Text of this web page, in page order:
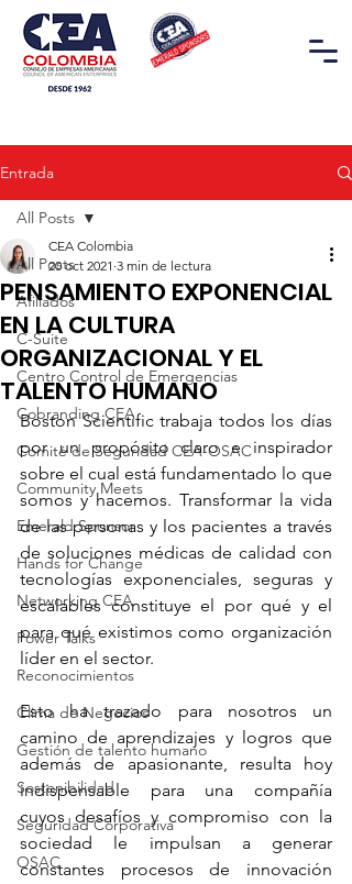
Entrada
All Posts
Afiliados
C-Suite
Centro Control de Emergencias
Cobranding CEA
Comité de Seguridad CEA-OSAC
Community Meets
Emerald Sponsor
Hands for Change
Networking CEA
Power Talks
Reconocimientos
Clima de Negocios
Gestión de talento humano
Sostenibilidad
Seguridad Corporativa
OSAC
All Posts
PENSAMIENTO EXPONENCIAL
EN LA CULTURA
ORGANIZACIONAL Y EL
TALENTO HUMANO
CEA Colombia
20 oct 2021 3 min de lectura
Boston Scientific trabaja todos los días
por un propósito claro e inspirador
sobre el cual está fundamentado lo que
somos y hacemos. Transformar la vida
de las personas y los pacientes a través
de soluciones médicas de calidad con
tecnologías exponenciales, seguras y
escalables constituye el por qué y el
para qué existimos como organización
líder en el sector.
Esto ha trazado para nosotros un
camino de aprendizajes y logros que
además de apasionante, resulta hoy
indispensable para una compañía
cuyos desafíos y compromiso con la
sociedad le impulsan a generar
constantes procesos de innovación